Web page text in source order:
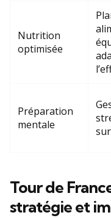
Nutrition
optimisée
Préparation
mentale
Tour de
stratégie et